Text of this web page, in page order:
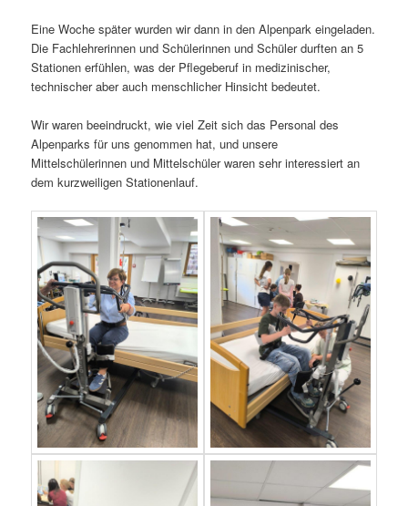
Eine Woche später wurden wir dann in den Alpenpark eingeladen.
Die Fachlehrerinnen und Schülerinnen und Schüler durften an 5
Stationen erfühlen, was der Pflegeberuf in medizinischer,
technischer aber auch menschlicher Hinsicht bedeutet.
Wir waren beeindruckt, wie viel Zeit sich das Personal des
Alpenparks für uns genommen hat, und unsere
Mittelschülerinnen und Mittelschüler waren sehr interessiert an
dem kurzweiligen Stationenlauf.